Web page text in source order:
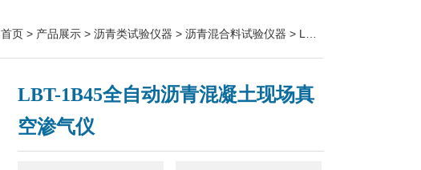
首页 > 产品展示 > 沥青类试验仪器 > 沥青混合料试验仪器 > LBT-1B45全自动沥青混凝土现场真空渗气仪
LBT-1B45全自动沥青混凝土现场真
空渗气仪